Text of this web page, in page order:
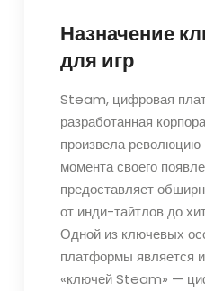
Назначение
для игр
Steam, цифровая
разработанная
произвела революцию
момента своего
предоставляет
от инди-тайтлов до
Одной из ключевых
платформы является
«ключей Steam» —